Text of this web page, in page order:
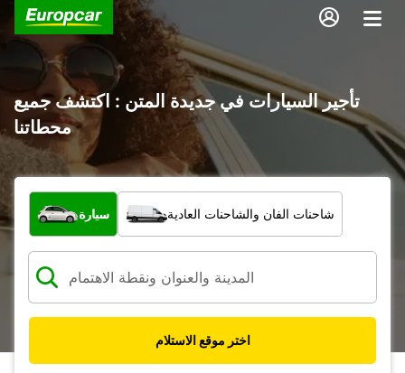
تأجير السيارات في جديدة المتن : اكتشف جميع
محطاتنا
ما نوع المركبة؟
سيارة شاحنات الفان والشاحنات العادية
اختر موقع الاستلام